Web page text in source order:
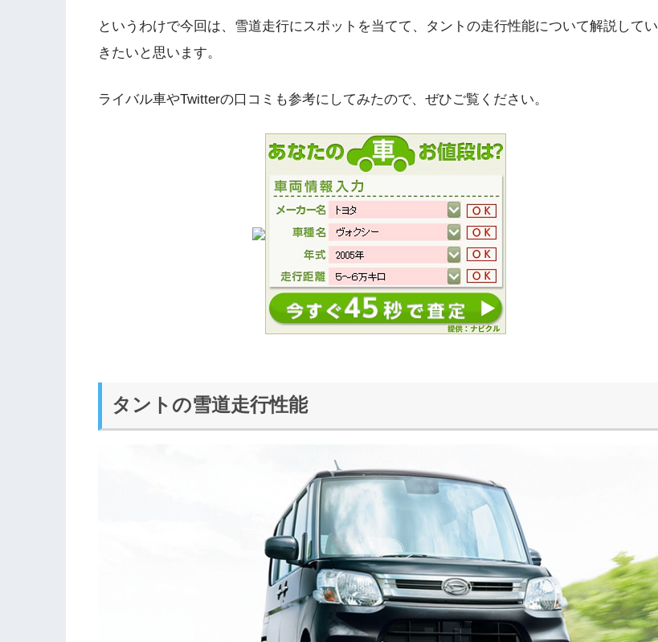
というわけで今回は、雪道走行にスポットを当てて、タントの走行性能について解説してい
きたいと思います。
ライバル車やTwitterの口コミも参考にしてみたので、ぜひご覧ください。
タントの雪道走行性能